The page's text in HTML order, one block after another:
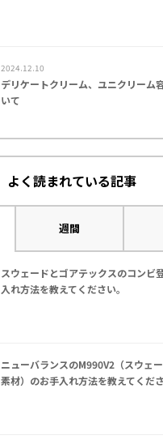
2024.12.10
デリケートクリーム、ユニクリーム
いて
よく読まれている記事
週間
スウェードとゴアテックスのコンビ
入れ方法を教えてください｡
ニューバランスのM990V2（スウェ
素材）のお手入れ方法を教えてくだ